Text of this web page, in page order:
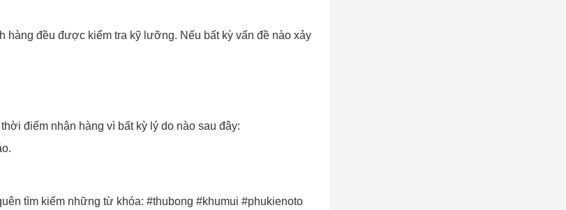
hàng đều được kiểm tra kỹ lưỡng. Nếu bất kỳ vấn đề nào xảy
điểm nhận hàng vì bất kỳ lý do nào sau đây:
tìm kiếm những từ khóa: #thubong #khumui #phukienoto
toán và sử dụng